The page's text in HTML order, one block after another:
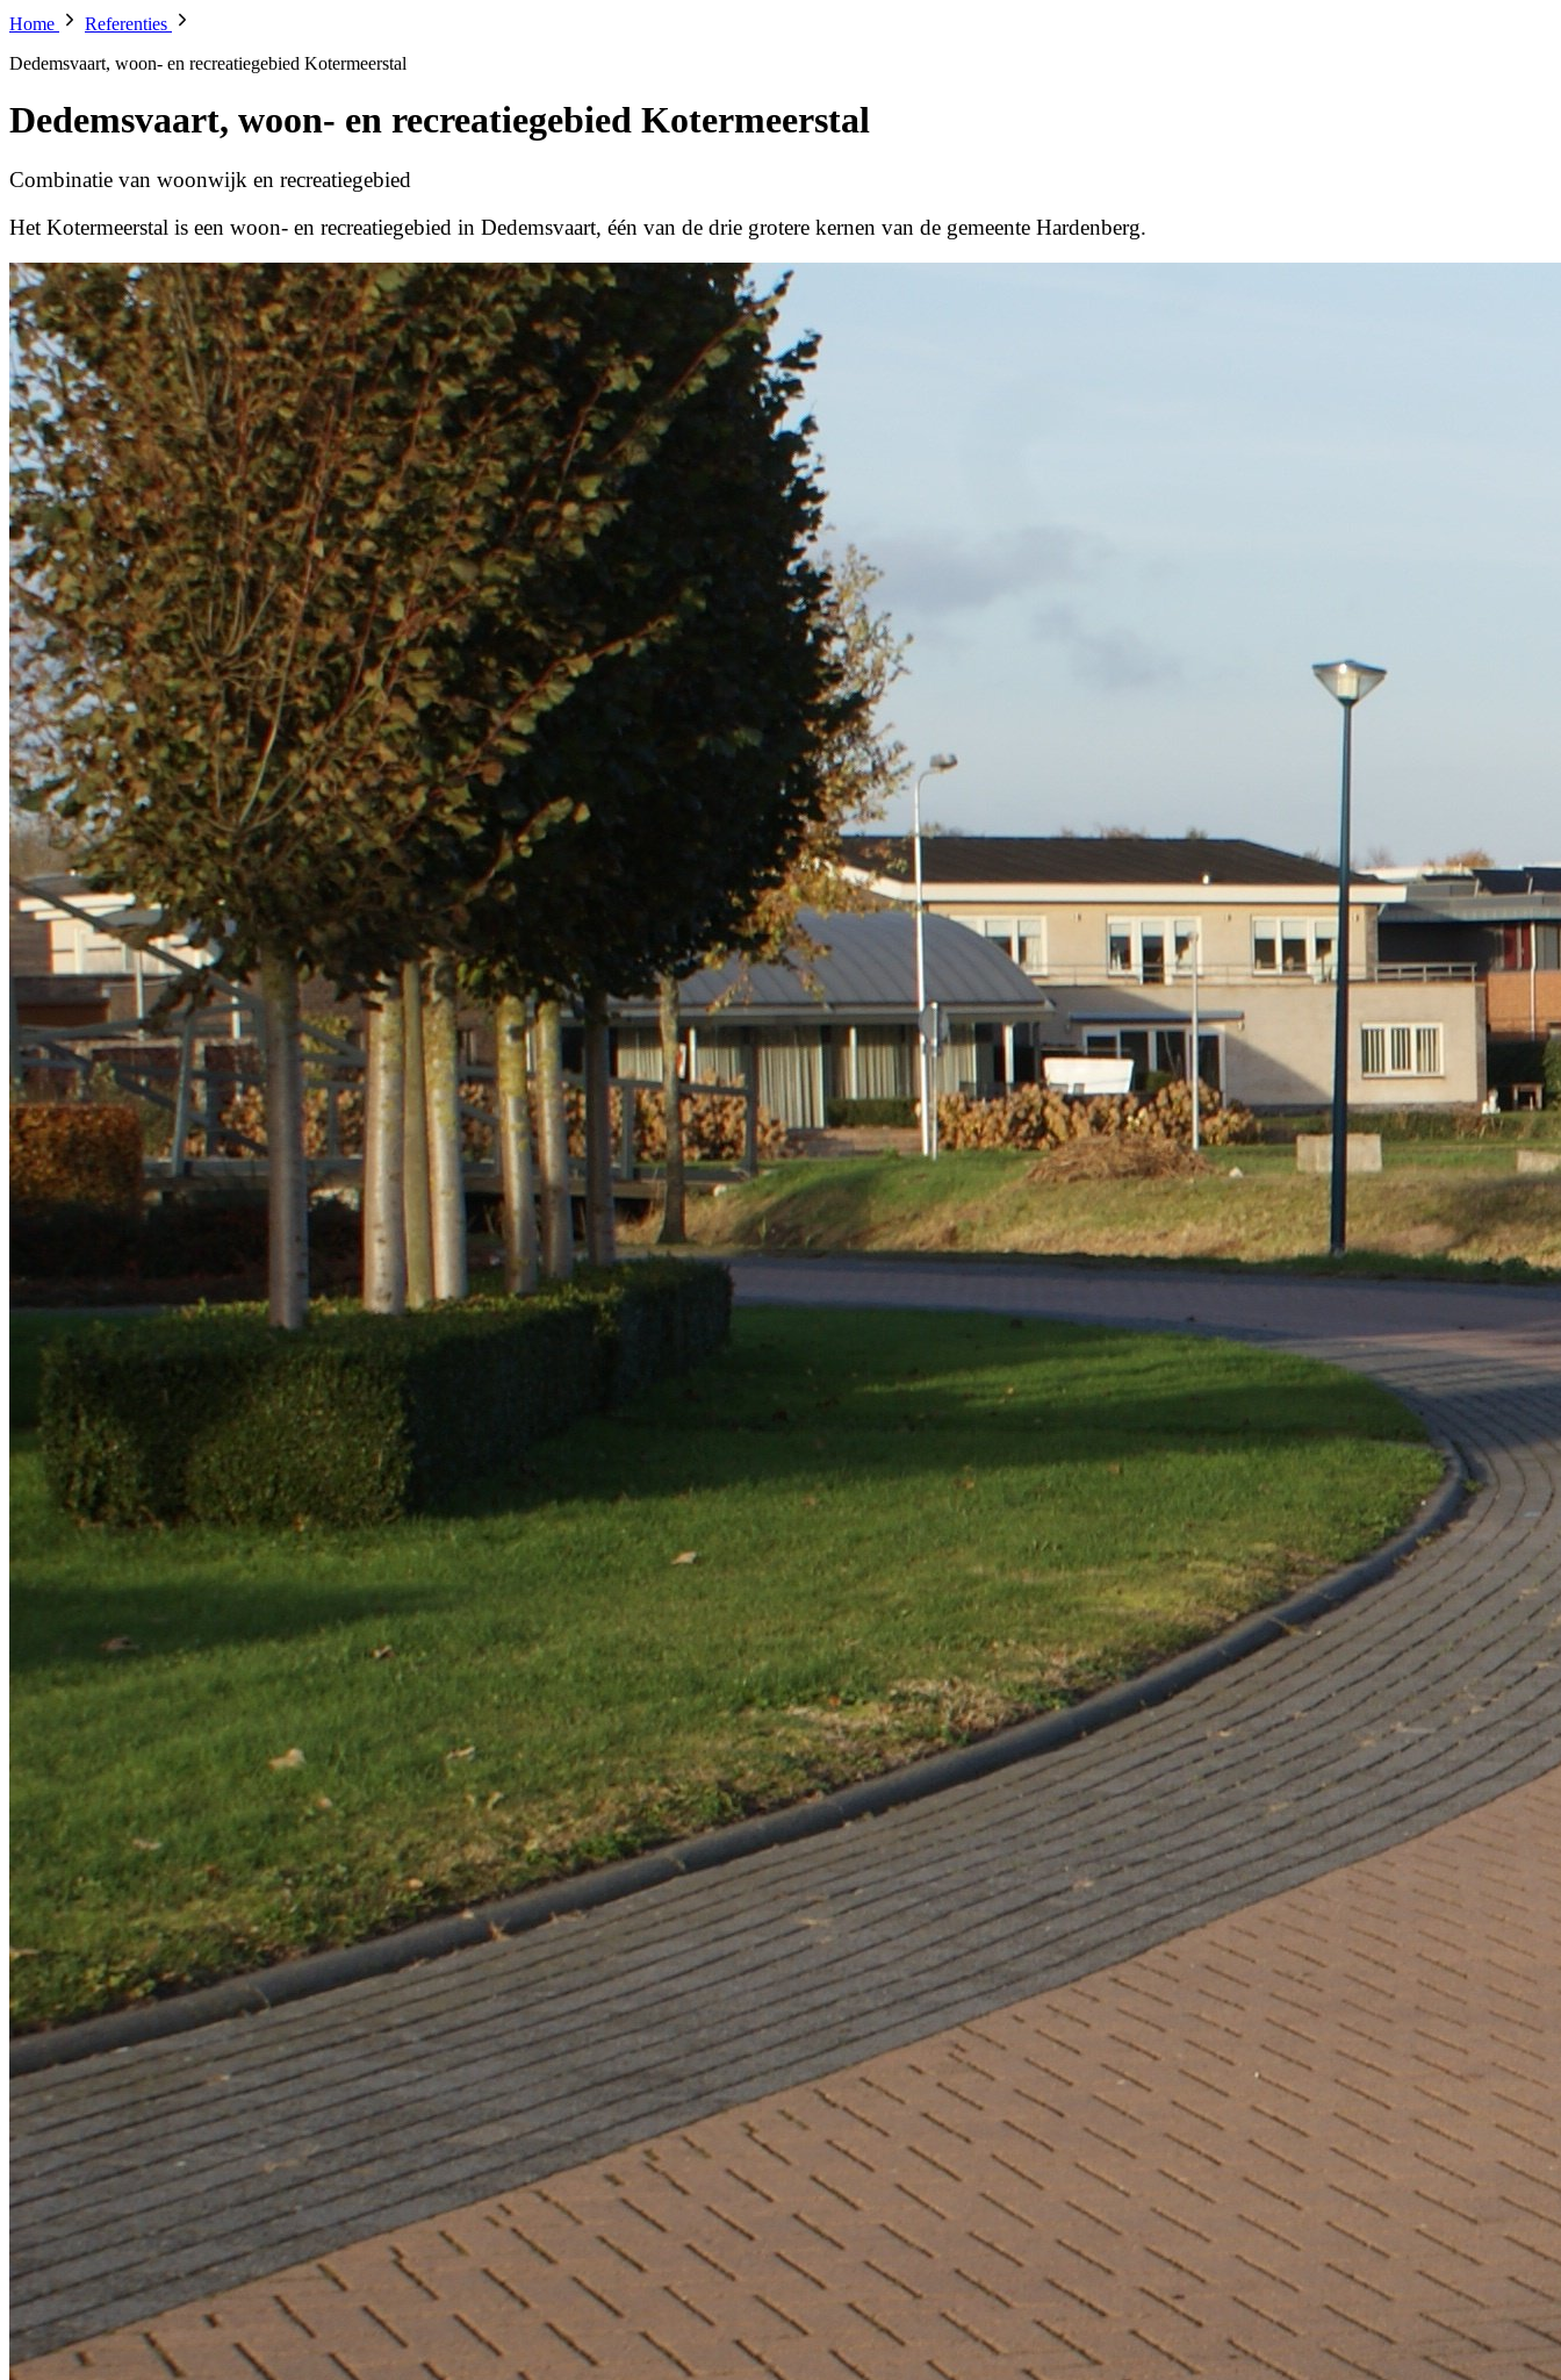
Home
Referenties
Dedemsvaart, woon- en recreatiegebied Kotermeerstal
Dedemsvaart, woon- en recreatiegebied Kotermeerstal
Combinatie van woonwijk en recreatiegebied
Het Kotermeerstal is een woon- en recreatiegebied in Dedemsvaart, één van de drie grotere kernen van de gemeente Hardenberg.